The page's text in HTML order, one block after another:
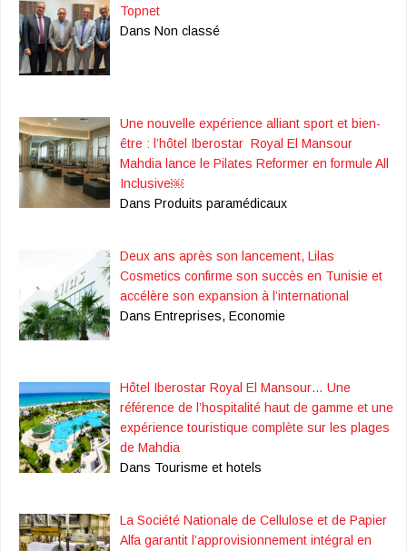
Topnet
Dans Non classé
Une nouvelle expérience alliant sport et bien-
être : l’hôtel Iberostar Royal El Mansour
Mahdia lance le Pilates Reformer en formule All
Inclusive￼
Dans Produits paramédicaux
Deux ans après son lancement, Lilas
Cosmetics confirme son succès en Tunisie et
accélère son expansion à l’international
Dans Entreprises, Economie
Hôtel Iberostar Royal El Mansour… Une
référence de l’hospitalité haut de gamme et une
expérience touristique complète sur les plages
de Mahdia
Dans Tourisme et hotels
La Société Nationale de Cellulose et de Papier
Alfa garantit l’approvisionnement intégral en